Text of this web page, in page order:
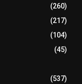
(260)
(217)
(104)
(45)
(537)